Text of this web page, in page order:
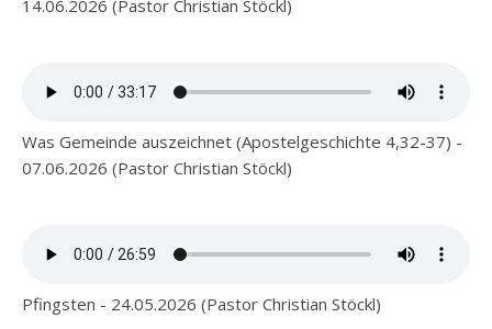
14.06.2026 (Pastor Christian Stöckl)
Was Gemeinde auszeichnet (Apostelgeschichte 4,32-37) -
07.06.2026 (Pastor Christian Stöckl)
Pfingsten - 24.05.2026 (Pastor Christian Stöckl)